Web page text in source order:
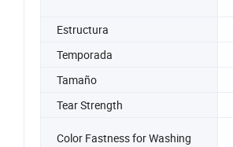
Estructura
Temporada
Tamaño
Tear Strength
Color Fastness for Washing